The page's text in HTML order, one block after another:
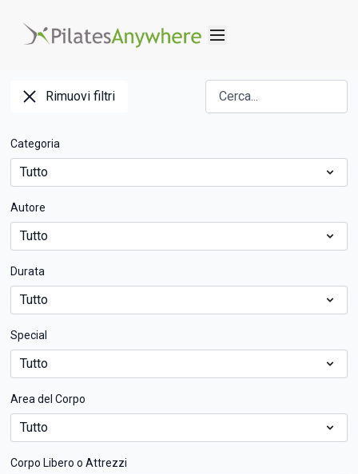
Rimuovi filtri
Categoria
Autore
Durata
Special
Area del Corpo
Corpo Libero o Attrezzi